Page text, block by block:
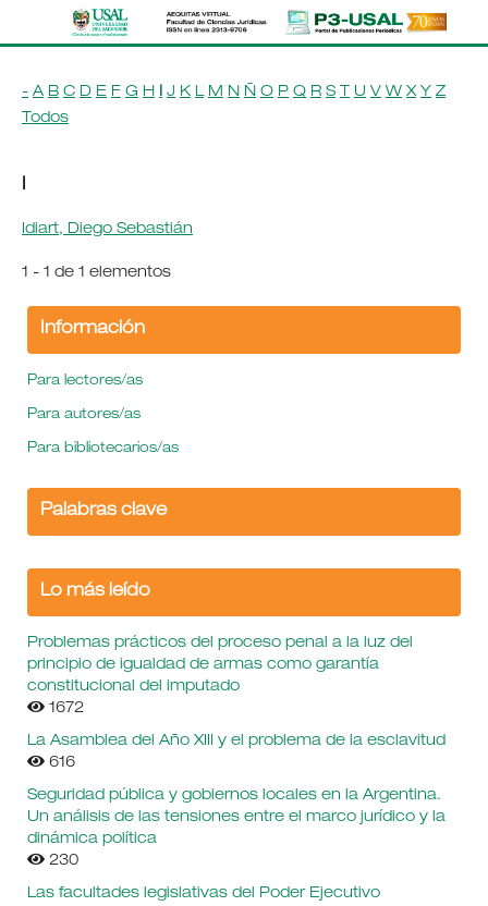
- A B C D E F G H I J K L M N Ñ O P Q R S T U V W X Y Z
Todos
I
Idiart, Diego Sebastián
1 - 1 de 1 elementos
Información
Para lectores/as
Para autores/as
Para bibliotecarios/as
Palabras clave
Lo más leído
Problemas prácticos del proceso penal a la luz del
principio de igualdad de armas como garantía
constitucional del imputado
1672
La Asamblea del Año XIII y el problema de la esclavitud
616
Seguridad pública y gobiernos locales en la Argentina.
Un análisis de las tensiones entre el marco jurídico y la
dinámica política
230
Las facultades legislativas del Poder Ejecutivo